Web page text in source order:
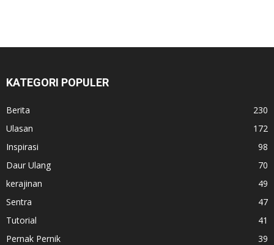
KATEGORI POPULER
Berita
230
Ulasan
172
Inspirasi
98
Daur Ulang
70
kerajinan
49
Sentra
47
Tutorial
41
Pernak Pernik
39